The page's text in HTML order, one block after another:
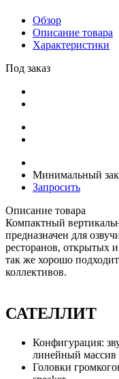
Обзор
Описание товара
Характеристики
Под заказ
Минимальный
Запросить
Описание товара
Компактный
предназначен для
ресторанов, открытых
так же хорошо
коллективов.
САТЕЛЛИТ
Конфигурация:
линейный массив
Головки